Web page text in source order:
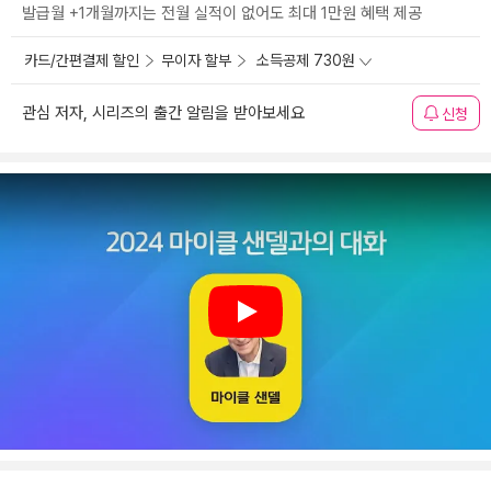
발급월 +1개월까지는 전월 실적이 없어도 최대 1만원 혜택 제공
카드/간편결제 할인 무이자 할부 소득공제 730원
관심 저자, 시리즈의 출간 알림을 받아보세요 신청
Play